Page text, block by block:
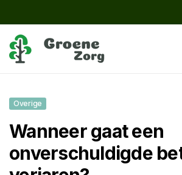
Overige
Wanneer gaat een
onverschuldigde